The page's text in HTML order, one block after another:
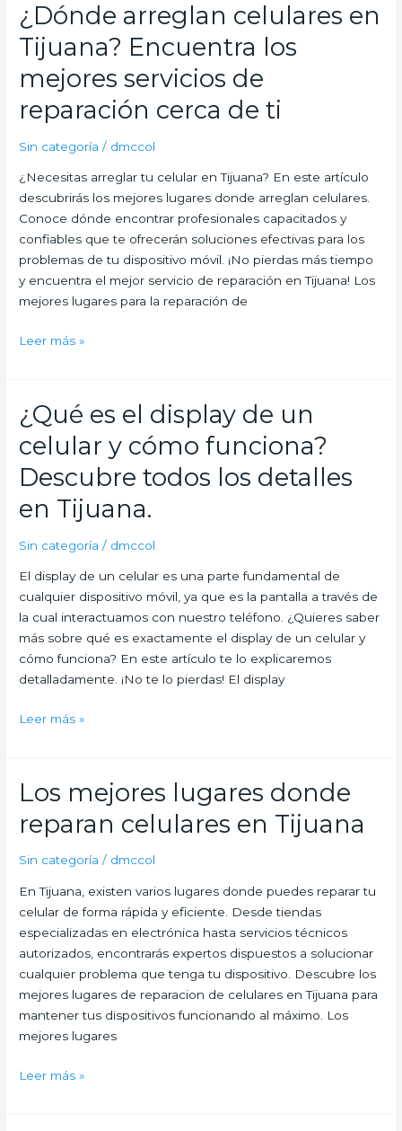
¿Dónde arreglan celulares en
Tijuana? Encuentra los
mejores servicios de
reparación cerca de ti
Sin categoría / dmccol
¿Necesitas arreglar tu celular en Tijuana? En este artículo
descubrirás los mejores lugares donde arreglan celulares.
Conoce dónde encontrar profesionales capacitados y
confiables que te ofrecerán soluciones efectivas para los
problemas de tu dispositivo móvil. ¡No pierdas más tiempo
y encuentra el mejor servicio de reparación en Tijuana! Los
mejores lugares para la reparación de
¿Dónde
arreglan
celulares
en
Tijuana?
Encuentra
mejores
servicios
de
reparación
cerca
de
ti
Leer más »
¿Qué es el display de un
celular y cómo funciona?
Descubre todos los detalles
en Tijuana.
Sin categoría / dmccol
El display de un celular es una parte fundamental de
cualquier dispositivo móvil, ya que es la pantalla a través de
la cual interactuamos con nuestro teléfono. ¿Quieres saber
más sobre qué es exactamente el display de un celular y
cómo funciona? En este artículo te lo explicaremos
detalladamente. ¡No te lo pierdas! El display
¿Qué
es
el
display
de
un
y
cómo
funciona?
Descubre
todos
los
detalles
Tijuana.
Leer más »
Los mejores lugares donde
reparan celulares en Tijuana
Sin categoría / dmccol
En Tijuana, existen varios lugares donde puedes reparar tu
celular de forma rápida y eficiente. Desde tiendas
especializadas en electrónica hasta servicios técnicos
autorizados, encontrarás expertos dispuestos a solucionar
cualquier problema que tenga tu dispositivo. Descubre los
mejores lugares de reparacion de celulares en Tijuana para
mantener tus dispositivos funcionando al máximo. Los
mejores lugares
Los
lugares
reparan
celulares
en
Tijuana
Leer más »